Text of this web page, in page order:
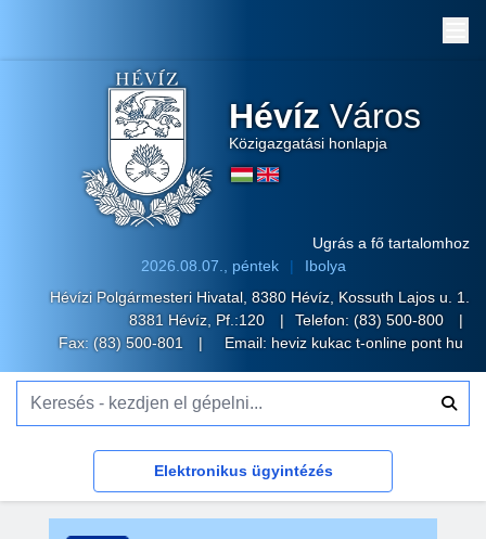
Hévíz Város
Közigazgatási honlapja
Ugrás a fő tartalomhoz
2026.08.07., péntek
Ibolya
Hévízi Polgármesteri Hivatal, 8380 Hévíz, Kossuth Lajos u. 1.
8381 Hévíz, Pf.:120
Telefon: (83) 500-800
Fax: (83) 500-801
Email: heviz kukac t-online pont hu
Elektronikus ügyintézés